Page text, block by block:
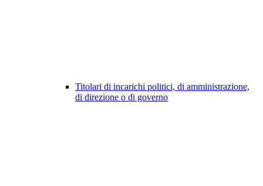
Titolari di incarichi politici, di amministrazione,
di direzione o di governo